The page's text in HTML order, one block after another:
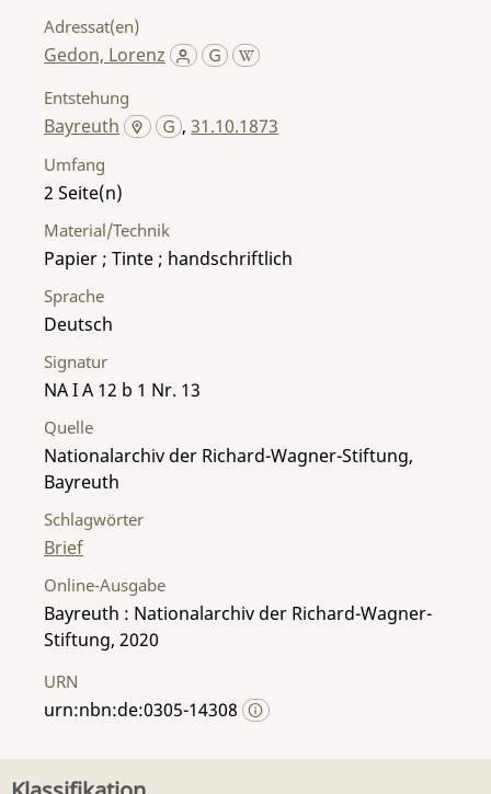
Adressat(en)
Gedon, Lorenz
Entstehung
Bayreuth ,31.10.1873
Umfang
2
Material/Technik
Papier ; Tinte ; handschriftlich
Sprache
Deutsch
Signatur
NA I A 12 b 1 Nr. 13
Quelle
Nationalarchiv der Richard-Wagner-Stiftung,
Bayreuth
Schlagwörter
Brief
Online-Ausgabe
Bayreuth : Nationalarchiv der Richard-Wagner-
Stiftung, 2020
URN
urn:nbn:de:0305-14308